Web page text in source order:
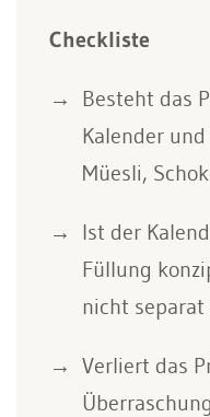
Checkliste
Besteht das
Kalender
Müesli,
Ist der
Füllung
nicht separat
Verliert das